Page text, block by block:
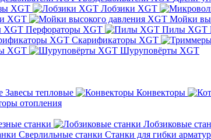
XGT Лобзики XGT
XGT Мойки
Перфораторы XGT Пилы XGT
Скарификаторы XGT
XGT
Шуруповёрты XGT
Завесы тепловые Конвекторы
отопления
станки Лобзиковые
Сверлильные станки Станки для гибки